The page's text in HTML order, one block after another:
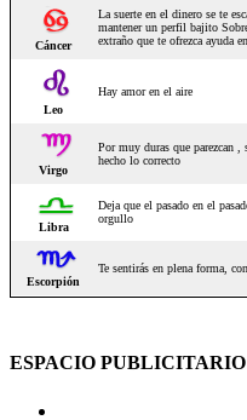
ESPACIO PUBLICITARIO